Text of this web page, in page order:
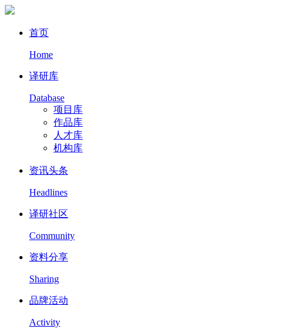
首页
Home
译研库
Database
项目库
作品库
人才库
机构库
资讯头条
Headlines
译研社区
Community
资料分享
Sharing
品牌活动
Activity